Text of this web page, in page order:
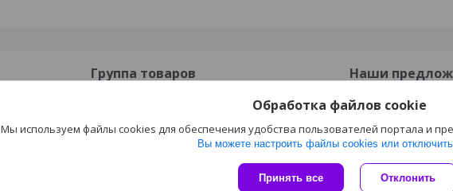
Группа товаров
Плиты железобетонные
Наши
Опорные подушки
Прогоны ПРГ
Сайт создан на платформе Deal.by
Обработка файлов cookie
Мы используем файлы cookies для обеспечения удобства пользователей портала и
Вы можете настроить файлы cookies или
Принять все Отклонить